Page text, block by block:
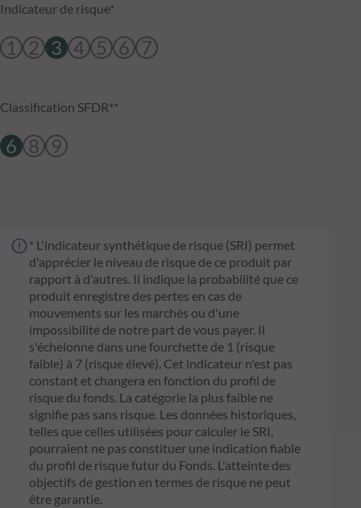
Indicateur de risque*
1 2 3 4 5 6 7
Classification SFDR**
6 8 9
* L'indicateur synthétique de risque (SRI) permet
d'apprécier le niveau de risque de ce produit par
rapport à d'autres. Il indique la probabilité que ce
produit enregistre des pertes en cas de
mouvements sur les marchés ou d'une
impossibilité de notre part de vous payer. Il
s'échelonne dans une fourchette de 1 (risque
faible) à 7 (risque élevé). Cet indicateur n'est pas
constant et changera en fonction du profil de
risque du fonds. La catégorie la plus faible ne
signifie pas sans risque. Les données historiques,
telles que celles utilisées pour calculer le SRI,
pourraient ne pas constituer une indication fiable
du profil de risque futur du Fonds. L'atteinte des
objectifs de gestion en termes de risque ne peut
être garantie.